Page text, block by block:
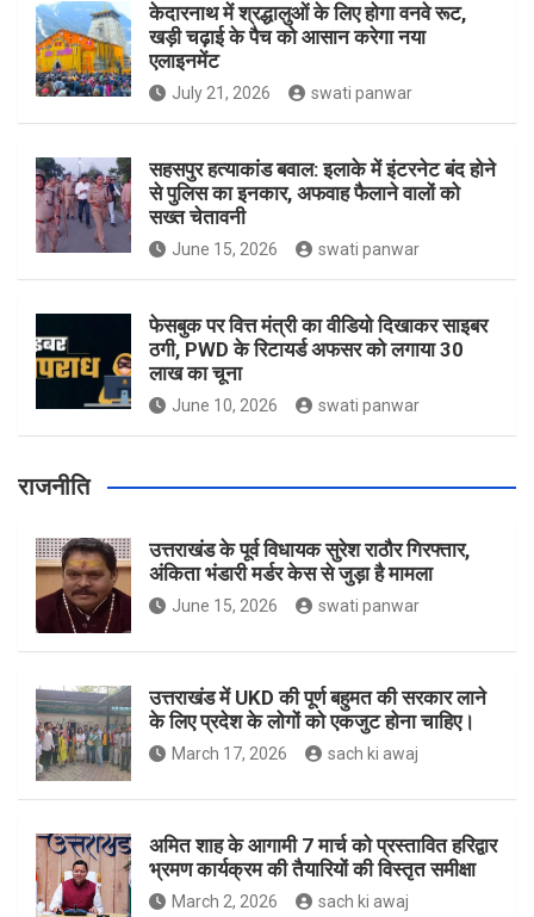
केदारनाथ में श्रद्धालुओं के लिए होगा वनवे रूट,
खड़ी चढ़ाई के पैच को आसान करेगा नया
एलाइनमेंट
July 21, 2026 swati panwar
सहसपुर हत्याकांड बवाल: इलाके में इंटरनेट बंद होने
से पुलिस का इनकार, अफवाह फैलाने वालों को
सख्त चेतावनी
June 15, 2026 swati panwar
फेसबुक पर वित्त मंत्री का वीडियो दिखाकर साइबर
ठगी, PWD के रिटायर्ड अफसर को लगाया 30
लाख का चूना
June 10, 2026 swati panwar
राजनीति
उत्तराखंड के पूर्व विधायक सुरेश राठौर गिरफ्तार,
अंकिता भंडारी मर्डर केस से जुड़ा है मामला
June 15, 2026 swati panwar
उत्तराखंड में UKD की पूर्ण बहुमत की सरकार लाने
के लिए प्रदेश के लोगों को एकजुट होना चाहिए।
March 17, 2026 sach ki awaj
अमित शाह के आगामी 7 मार्च को प्रस्तावित हरिद्वार
भ्रमण कार्यक्रम की तैयारियों की विस्तृत समीक्षा
March 2, 2026 sach ki awaj